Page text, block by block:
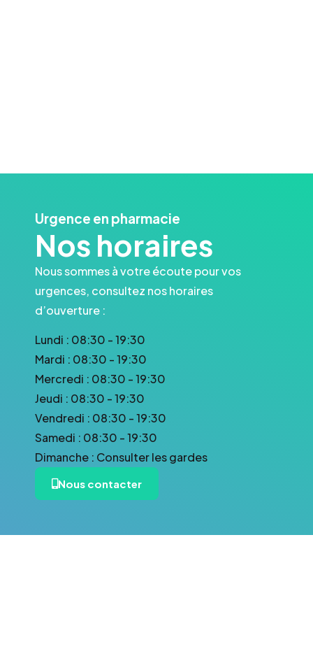
Urgence en pharmacie
Nos horaires
Nous sommes à votre écoute pour vos
urgences, consultez nos horaires
d’ouverture :
Lundi : 08:30 - 19:30
Mardi : 08:30 - 19:30
Mercredi : 08:30 - 19:30
Jeudi : 08:30 - 19:30
Vendredi : 08:30 - 19:30
Samedi : 08:30 - 19:30
Dimanche : Consulter les gardes
Nous contacter